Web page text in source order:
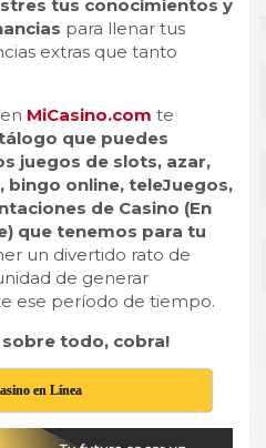
tus conocimientos y
para llenar tus
extras que tanto
MiCasino.com te
que puedes
juegos de slots, azar,
online, teleJuegos,
de Casino (En
que tenemos para tu
un divertido rato de
de generar
ese período de tiempo.
sobre todo, cobra!
en Línea